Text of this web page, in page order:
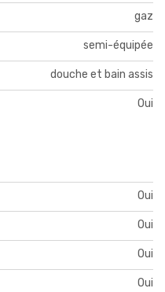
gaz
semi-équipée
douche et bain assis
Oui
Oui
Oui
Oui
Oui